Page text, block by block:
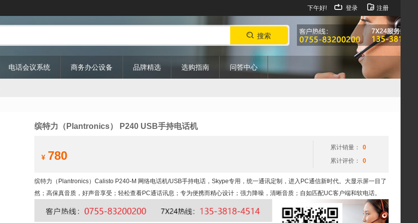
下午好! 登录 注册
搜索
电话会议系统 商务办公设备 品牌精选 选购指南 问答中心
缤特力（Plantronics） P240 USB手持电话机
¥ 780
累计销量：
0
累计评价：
0
缤特力（Plantronics）Calisto P240-M 网络电话机/USB手持电话，Skype专用，统一通讯定制，进入PC通信新时代。大显示屏一目了
然；高保真音质，好声音享受；轻松查看PC通话讯息；专为便携而精心设计；强力降噪，清晰音质；自如匹配UC客户端和软电话。